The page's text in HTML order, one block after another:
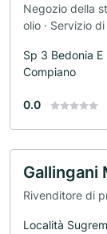
Negozio della
olio · Servizio
Sp 3 Bedonia
Compiano
0.0
Gallingani
Rivenditore di
Località